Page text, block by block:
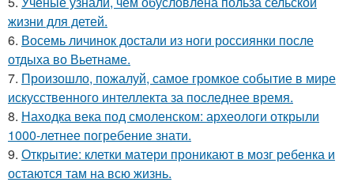
жизни для детей.
6. Восемь личинок достали из ноги россиянки после
отдыха во Вьетнаме.
7. Произошло, пожалуй, самое громкое событие в мире
искусственного интеллекта за последнее время.
8. Находка века под смоленском: археологи открыли
1000-летнее погребение знати.
9. Открытие: клетки матери проникают в мозг ребенка и
остаются там на всю жизнь.